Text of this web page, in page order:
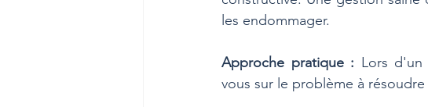
les endommager.
Approche pratique : Lors d'un
vous sur le problème à